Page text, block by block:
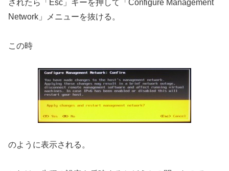
されたら「Esc」キーを押して「Configure Management
Network」メニューを抜ける。
この時
のように表示される。